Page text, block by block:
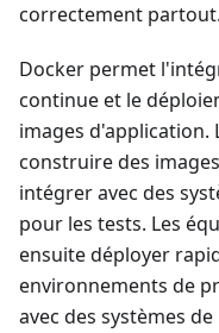
correctement partout.
Docker permet
continue et le
images d'application.
construire des
intégrer avec des
pour les tests. Les
ensuite déployer
environnements de
avec des systèmes